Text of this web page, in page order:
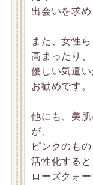
出会いを求
また、女性
高まったり、
優しい気遣
お勧めです。
他にも、美
が、
ピンクのも
活性化すると
ローズクォ